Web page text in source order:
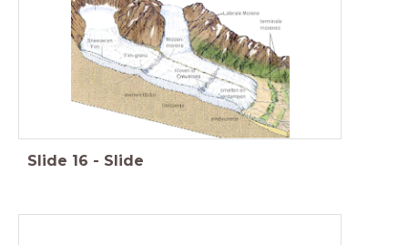
Slide 16 - Slide